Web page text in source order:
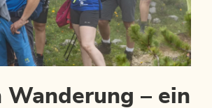
Wanderung – ein